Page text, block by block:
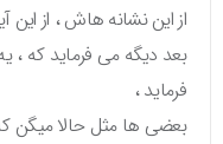
از این نشانه هاش ، از
بعد دیگه می فرماید که
فرماید ،
بعضی ها مثل حالا میگن که